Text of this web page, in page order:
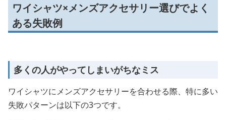
ワイシャツ×メンズアクセサリー選びでよく
ある失敗例
多くの人がやってしまいがちなミス
ワイシャツにメンズアクセサリーを合わせる際、特に多い
失敗パターンは以下の3つです。